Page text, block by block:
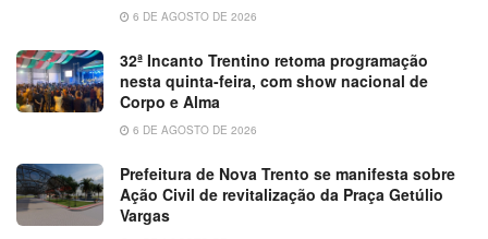
6 DE AGOSTO DE 2026
32ª Incanto Trentino retoma programação
nesta quinta-feira, com show nacional de
Corpo e Alma
6 DE AGOSTO DE 2026
Prefeitura de Nova Trento se manifesta sobre
Ação Civil de revitalização da Praça Getúlio
Vargas